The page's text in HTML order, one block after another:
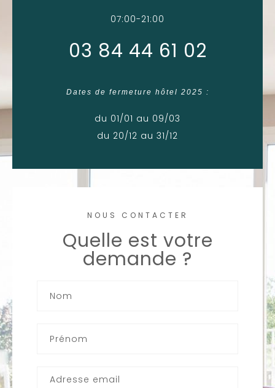
07:00-21:00
03 84 44 61 02
Dates de fermeture hôtel 2025 :
du 01/01 au 09/03
du 20/12 au 31/12
NOUS CONTACTER
Quelle est votre
demande ?